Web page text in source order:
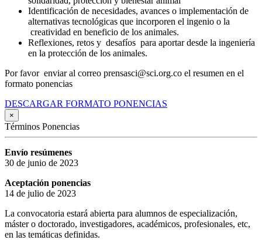
Identificación de necesidades, avances o implementación de
alternativas tecnológicas que incorporen el ingenio o la
creatividad en beneficio de los animales.
Reflexiones, retos y desafíos para aportar desde la ingeniería
en la protección de los animales.
Por favor enviar al correo prensasci@sci.org.co el resumen en el
formato ponencias
DESCARGAR FORMATO PONENCIAS
×
Términos Ponencias
Envío resúmenes
30 de junio de 2023
Aceptación ponencias
14 de julio de 2023
La convocatoria estará abierta para alumnos de especialización,
máster o doctorado, investigadores, académicos, profesionales, etc,
en las temáticas definidas.